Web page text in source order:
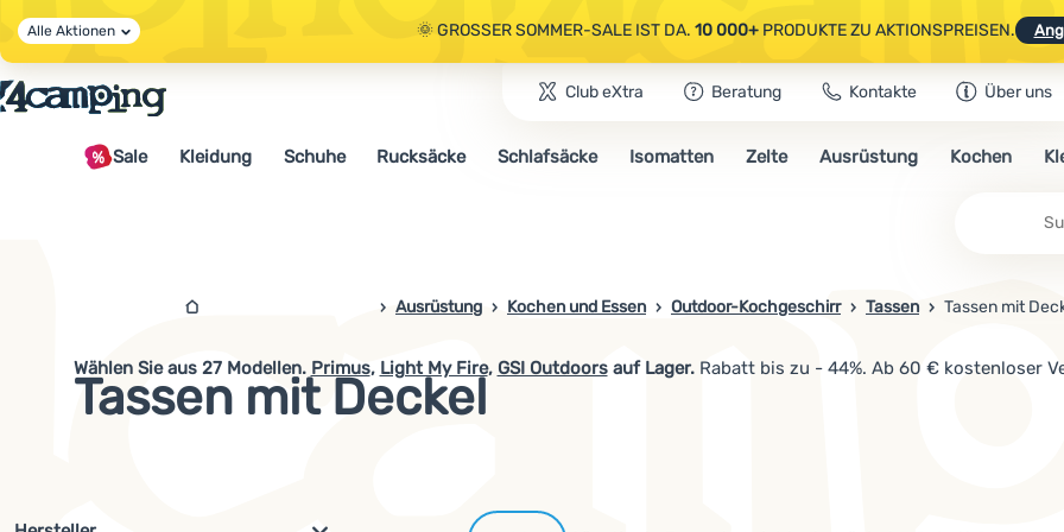
🌞 GROSSER SOMMER-SALE IST DA. 10 000+PRODUKTE ZU AKTIONSPREISEN.
🤫 - 10 % AUF AUSGEWÄHLTE CAMPING- & WANDERAUSRÜSTUNG.CODEOUT10
🌞 GROSSER SOMMER-SALE IST DA.10 000+PRODUKTE ZU AKTIONSPREISEN.
Alle Aktionen
Club eXtra Beratung Kontakte Über uns
Sale Kleidung Schuhe Rucksäcke Schlafsäcke Isomatten Zelte Ausrüstung Kochen
4camping.at
Ausrüstung Kochen und Essen Outdoor-Kochgeschirr Tassen Tassen mit
Tassen mit Deckel
Wählen Sie aus 27 Modellen. Primus, Light My Fire, GSI Outdoorsauf Lager. Rabatt bis zu - 44%. Ab 60 € kostenloser